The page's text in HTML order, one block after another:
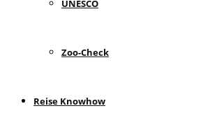
UNESCO
Zoo-Check
Reise Knowhow